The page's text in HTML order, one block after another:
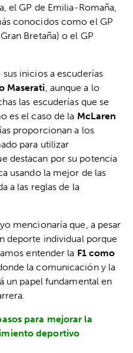
el GP de Emilia-Romaña,
conocidos como el GP
Bretaña) o el GP
inicios a escuderías
Maserati, aunque a lo
las escuderías que se
es el caso de la McLaren
proporcionan a los
para utilizar
destacan por su potencia
usando la mejor de las
a las reglas de la
mencionaría que, a pesar
deporte individual porque
entender la F1 como
la comunicación y la
un papel fundamental en
para mejorar la
deportivo